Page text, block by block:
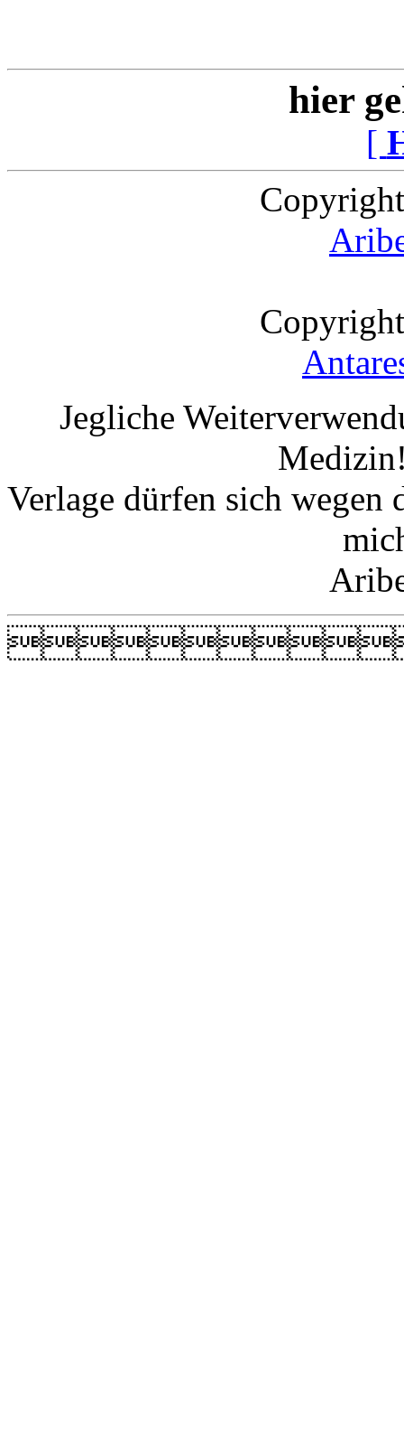
hier
[
Jegliche
Verlage dürfen sich wegen